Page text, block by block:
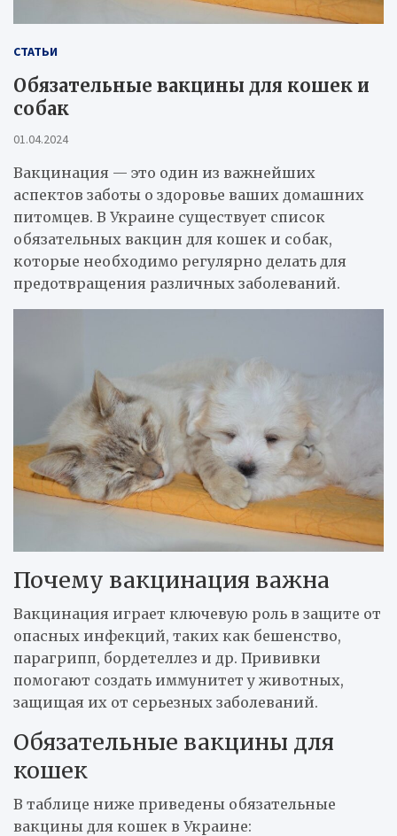
СТАТЬИ
Обязательные вакцины для кошек и
собак
01.04.2024
Вакцинация — это один из важнейших
аспектов заботы о здоровье ваших домашних
питомцев. В Украине существует список
обязательных вакцин для кошек и собак,
которые необходимо регулярно делать для
предотвращения различных заболеваний.
Почему вакцинация важна
Вакцинация играет ключевую роль в защите от
опасных инфекций, таких как бешенство,
парагрипп, бордетеллез и др. Прививки
помогают создать иммунитет у животных,
защищая их от серьезных заболеваний.
Обязательные вакцины для
кошек
В таблице ниже приведены обязательные
вакцины для кошек в Украине: